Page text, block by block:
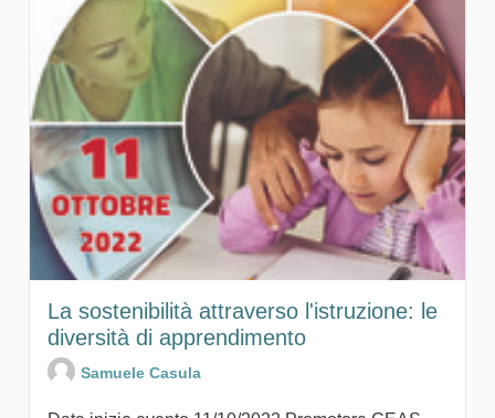
La sostenibilità attraverso l'istruzione: le
diversità di apprendimento
Samuele Casula